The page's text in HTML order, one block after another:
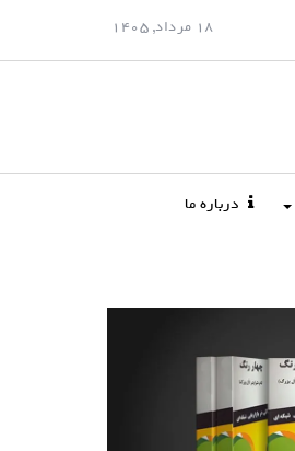
18 مرداد, 1405
درباره ما